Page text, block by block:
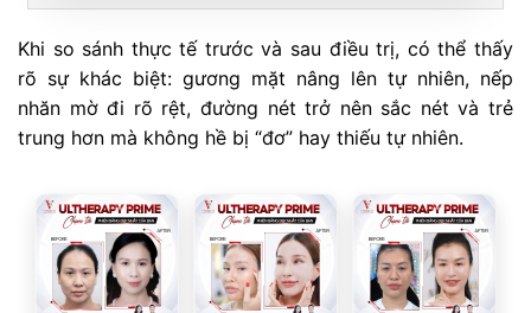
Khi so sánh thực tế trước và sau điều trị, có thể thấy
rõ sự khác biệt: gương mặt nâng lên tự nhiên, nếp
nhăn mờ đi rõ rệt, đường nét trở nên sắc nét và trẻ
trung hơn mà không hề bị “đơ” hay thiếu tự nhiên.